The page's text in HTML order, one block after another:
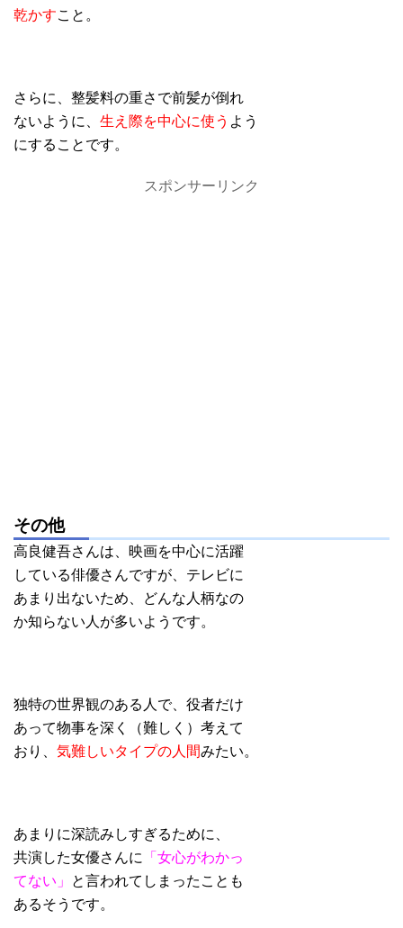
乾かすこと。
さらに、整髪料の重さで前髪が倒れ
ないように、 生え際を中心に使う よう
にすることです。
スポンサーリンク
その他
高良健吾さんは、映画を中心に活躍
している俳優さんですが、テレビに
あまり出ないため、どんな人柄なの
か知らない人が多いようです。
独特の世界観のある人で、役者だけ
あって物事を深く（難しく）考えて
おり、 気難しいタイプの人間みたい。
あまりに深読みしすぎるために、
共演した女優さんに
「女心がわかっ
てない」
と言われてしまったことも
あるそうです。